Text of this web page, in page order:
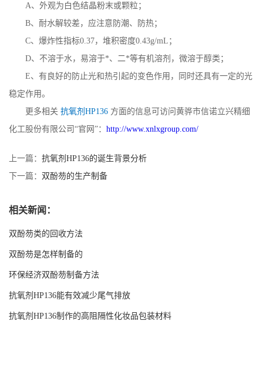
A、外观为白色结晶粉末或颗粒；
B、耐水解较差，应注意防潮、防热；
C、爆炸性指标0.37，堆积密度0.43g/mL；
D、不溶于水，易溶于*、二*等有机溶剂，微溶于醇类；
E、有良好的防止光和热引起的变色作用，同时还具有一定的光
稳定作用。
更多相关 抗氧剂HP136 方面的信息可访问黄骅市信诺立兴精细
化工股份有限公司“官网”： http://www.xnlxgroup.com/
上一篇： 抗氧剂HP136的诞生背景分析
下一篇： 双酚芴的生产制备
相关新闻：
双酚芴类的回收方法
双酚芴是怎样制备的
环保经济双酚芴制备方法
抗氧剂HP136能有效减少尾气排放
抗氧剂HP136制作的高阻隔性化妆品包装材料